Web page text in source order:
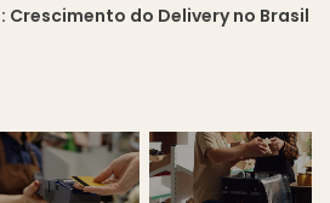
do Delivery no Brasil